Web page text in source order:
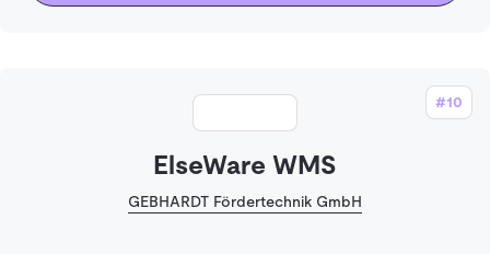
#10
ElseWare WMS
GEBHARDT Fördertechnik GmbH